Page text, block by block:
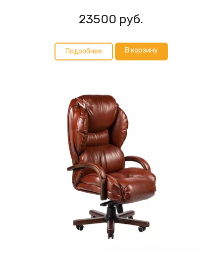
23500 руб.
Подробнее В корзину